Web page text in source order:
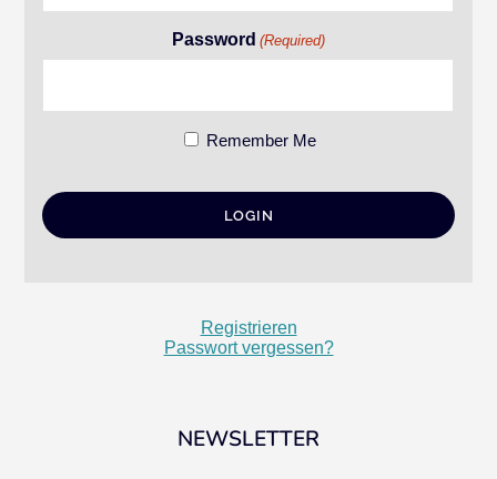
Password (Required)
Remember Me
Registrieren
Passwort vergessen?
NEWSLETTER